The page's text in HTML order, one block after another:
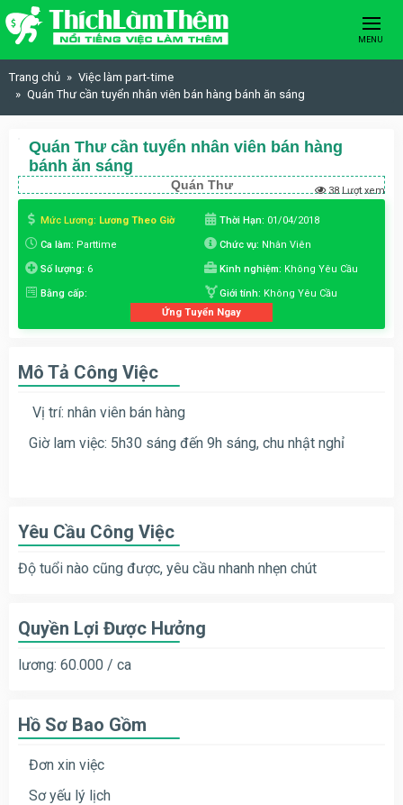
Skip to content
MENU
Trang chủ
Việc làm part-time
Quán Thư cần tuyển nhân viên bán hàng bánh ăn sáng
Quán Thư cần tuyển nhân viên bán hàng
bánh ăn sáng
Quán Thư 38 Lượt xem
Mức Lương: Lương Theo Giờ Thời Hạn: 01/04/2018
Ca làm: Parttime Chức vụ: Nhân Viên
Số lượng: 6 Kinh nghiệm: Không Yêu Cầu
Bằng cấp: Giới tính: Không Yêu Cầu
Ứng Tuyển Ngay
Mô Tả Công Việc
Vị trí: nhân viên bán hàng
Giờ lam việc: 5h30 sáng đến 9h sáng, chu nhật nghỉ
Yêu Cầu Công Việc
Độ tuổi nào cũng được, yêu cầu nhanh nhẹn chút
Quyền Lợi Được Hưởng
lương: 60.000 / ca
Hồ Sơ Bao Gồm
Đơn xin việc
Sơ yếu lý lịch